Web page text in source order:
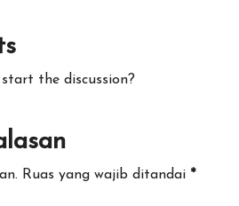
the discussion?
Ruas yang wajib ditandai *